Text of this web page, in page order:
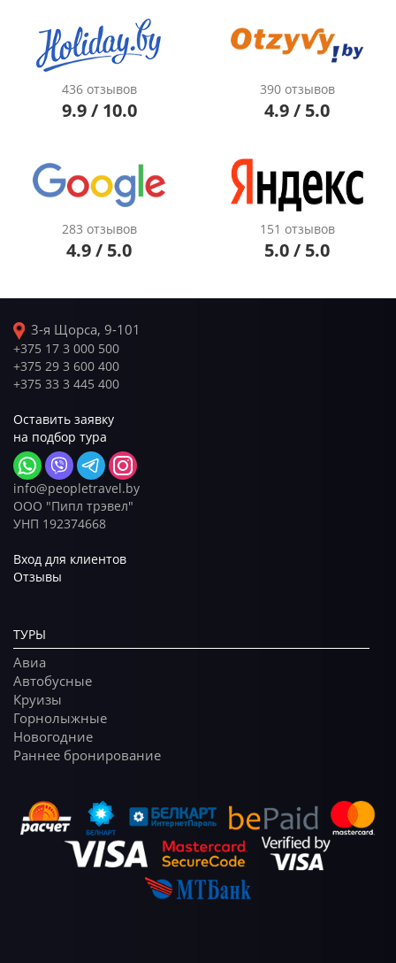
436 отзывов
9.9 / 10.0
390 отзывов
4.9 / 5.0
283 отзывов
4.9 / 5.0
151 отзывов
5.0 / 5.0
3-я Щорса, 9-101
+375 17 3 000 500
+375 29 3 600 400
+375 33 3 445 400
Оставить заявку
на подбор тура
info@peopletravel.by
ООО "Пипл трэвел"
УНП 192374668
Вход для клиентов
Отзывы
ТУРЫ
Авиа
Автобусные
Круизы
Горнолыжные
Новогодние
Раннее бронирование